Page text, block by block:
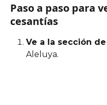
Paso a paso para
cesantías
Ve a la sección
Aleluya.